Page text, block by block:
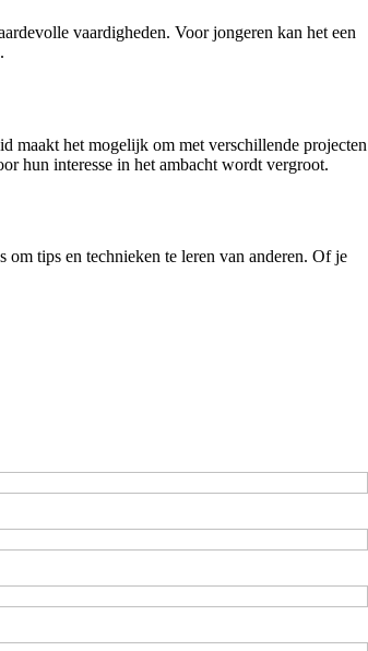
vaardigheden. Voor jongeren kan het een
maakt het mogelijk om met verschillende projecten
hun interesse in het ambacht wordt vergroot.
tips en technieken te leren van anderen. Of je